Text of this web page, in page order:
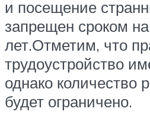
и посещение
запрещен сроком
лет.Отметим, что
трудоустройство
однако количество
будет ограничено.